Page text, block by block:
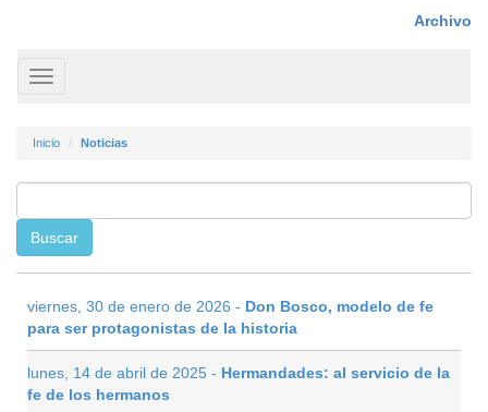
Archivo
Toggle
navigation
Inicio Noticias
viernes, 30 de enero de 2026 - Don Bosco, modelo de fe
para ser protagonistas de la historia
lunes, 14 de abril de 2025 - Hermandades: al servicio de la
fe de los hermanos